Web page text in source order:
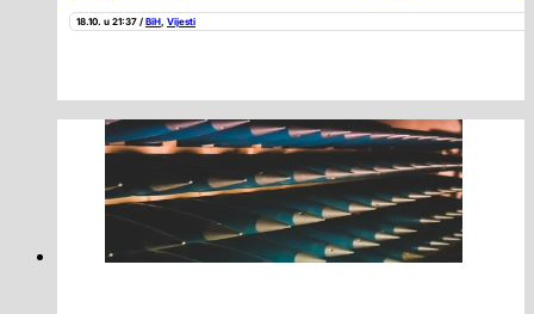
18.10. u 21:37 / BiH, Vijesti